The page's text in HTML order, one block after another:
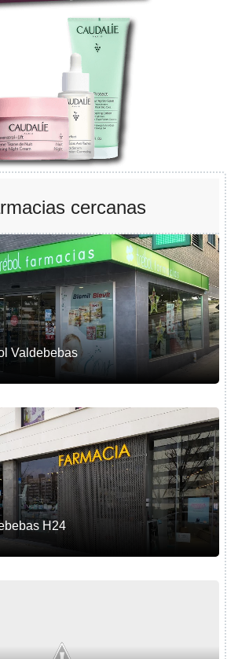
cercanas
Valdebebas
H24